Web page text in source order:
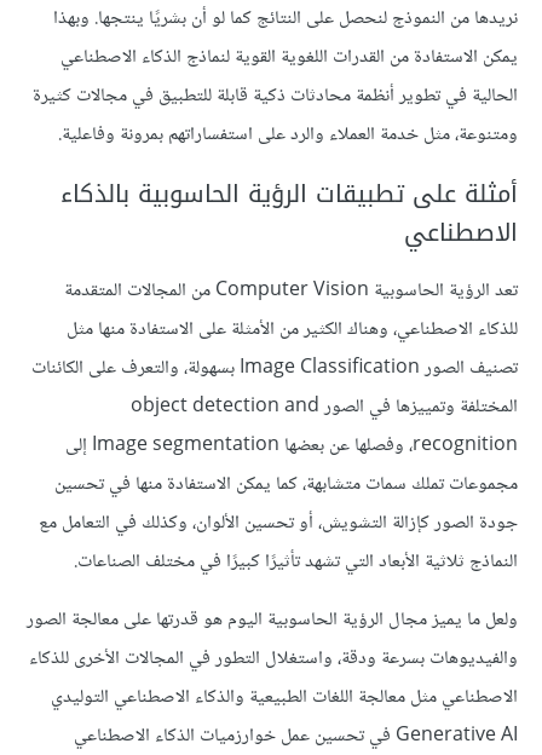
نريدها من النموذج لنحصل على النتائج كما لو أن بشريًا ينتجها. وبهذا
يمكن الاستفادة من القدرات اللغوية القوية لنماذج الذكاء الاصطناعي
الحالية في تطوير أنظمة محادثات ذكية قابلة للتطبيق في مجالات كثيرة
ومتنوعة، مثل خدمة العملاء والرد على استفساراتهم بمرونة وفاعلية.
أمثلة على تطبيقات الرؤية الحاسوبية بالذكاء
الاصطناعي
تعد الرؤية الحاسوبية Computer Vision من المجالات المتقدمة
للذكاء الاصطناعي، وهناك الكثير من الأمثلة على الاستفادة منها مثل
تصنيف الصور Image Classification بسهولة، والتعرف على الكائنات
المختلفة وتمييزها في الصور object detection and
recognition، وفصلها عن بعضها Image segmentation إلى
مجموعات تملك سمات متشابهة، كما يمكن الاستفادة منها في تحسين
جودة الصور كإزالة التشويش، أو تحسين الألوان، وكذلك في التعامل مع
النماذج ثلاثية الأبعاد التي تشهد تأثيرًا كبيرًا في مختلف الصناعات.
ولعل ما يميز مجال الرؤية الحاسوبية اليوم هو قدرتها على معالجة الصور
والفيديوهات بسرعة ودقة، واستغلال التطور في المجالات الأخرى للذكاء
الاصطناعي مثل معالجة اللغات الطبيعية والذكاء الاصطناعي التوليدي
Generative AI في تحسين عمل خوارزميات الذكاء الاصطناعي